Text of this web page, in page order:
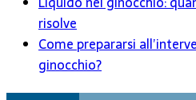
risolve
Come prepararsi
ginocchio?